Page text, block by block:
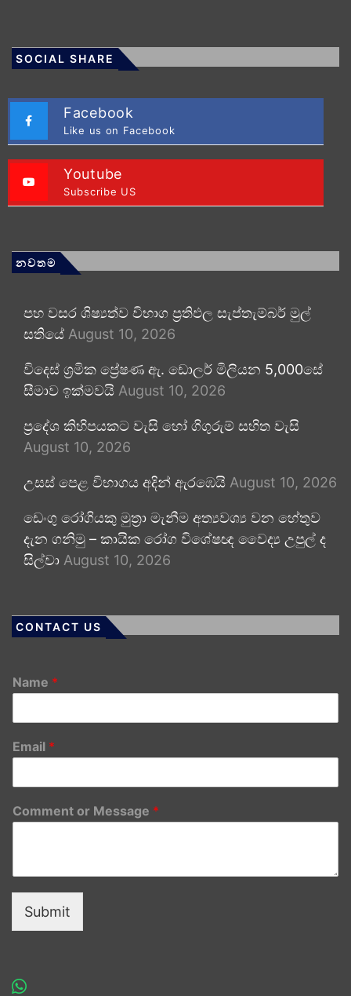
SOCIAL SHARE
Facebook
Like us on Facebook
Youtube
Subscribe US
නවතම
පහ වසර ශිෂ්‍යත්ව විභාග ප්‍රතිඵල සැප්තැම්බර් මුල්
සතියේ August 10, 2026
විදෙස් ශ්‍රමික ප්‍රේෂණ ඇ. ඩොලර් මිලියන 5,000සේ
සීමාව ඉක්මවයි August 10, 2026
ප්‍රදේශ කිහිපයකට වැසි හෝ ගිගුරුම් සහිත වැසි
August 10, 2026
උසස් පෙළ විභාගය අදින් ඇරඹෙයි August 10, 2026
ඩෙංගු රෝගියකු ⁣මුත්‍රා මැනීම අත්‍යවශ්‍ය වන හේතුව
දැන ගනිමු – කායික රෝග විශේෂඥ වෛද්‍ය උපුල් ද
සිල්වා August 10, 2026
CONTACT US
Name *
Email *
Comment or Message *
Submit